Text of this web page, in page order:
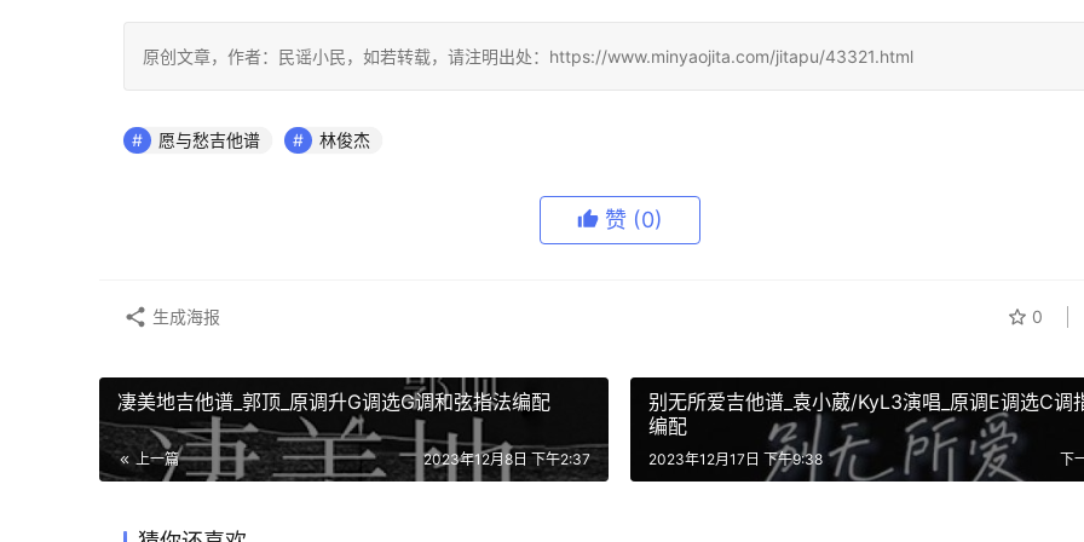
原创文章，作者：民谣小民，如若转载，请注明出处：https://www.minyaojita.com/jitapu/43321.html
愿与愁吉他谱 林俊杰
赞 (0)
0
生成海报
凄美地吉他谱_郭顶_原调升G调选G调和弦指法编配
上一篇 2023年12月8日 下午2:37
别无所爱吉他谱_袁小葳/KyL3演唱_原调E调选C调
编配
下
2023年12月17日 下午9:38